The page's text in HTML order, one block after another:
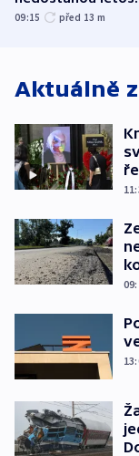
kraje na silnice ani
09:15 před 13 m
Aktuálně